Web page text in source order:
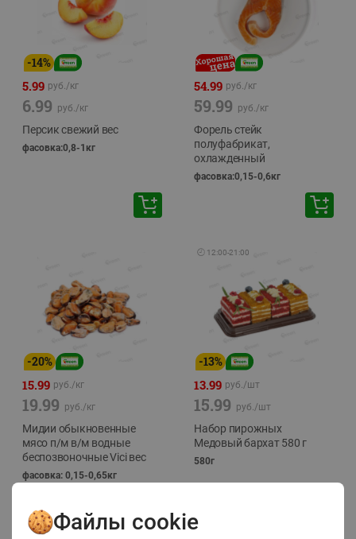
-14%
5.99 руб./кг
6.99 руб./кг
Персик свежий вес
фасовка:0,8-1кг
54.99 руб./кг
59.99 руб./кг
Форель стейк
полуфабрикат,
охлажденный
фасовка:0,15-0,6кг
-20%
15.99 руб./кг
19.99 руб./кг
Мидии обыкновенные
мясо п/м в/м водные
беспозвоночные Vici вес
фасовка: 0,15-0,65кг
🕘 12:00-21:00
-13%
13.99 руб./шт
15.99 руб./шт
Набор пирожных
Медовый бархат 580 г
580г
Файлы cookie